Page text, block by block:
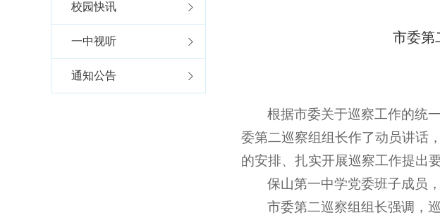
校园快讯
一中视听
通知公告
市委第
根据市委关于巡察工作的统
委第二巡察组组长作了动员讲话
的安排、扎实开展巡察工作提出
保山第一中学党委班子成员
市委第二巡察组组长强调，